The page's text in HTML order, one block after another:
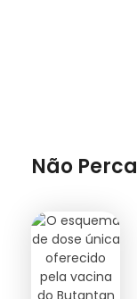
Não Perca